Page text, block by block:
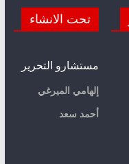
تحت الانشاء
مستشارو التحرير
إلهامي الميرغي
أحمد سعد